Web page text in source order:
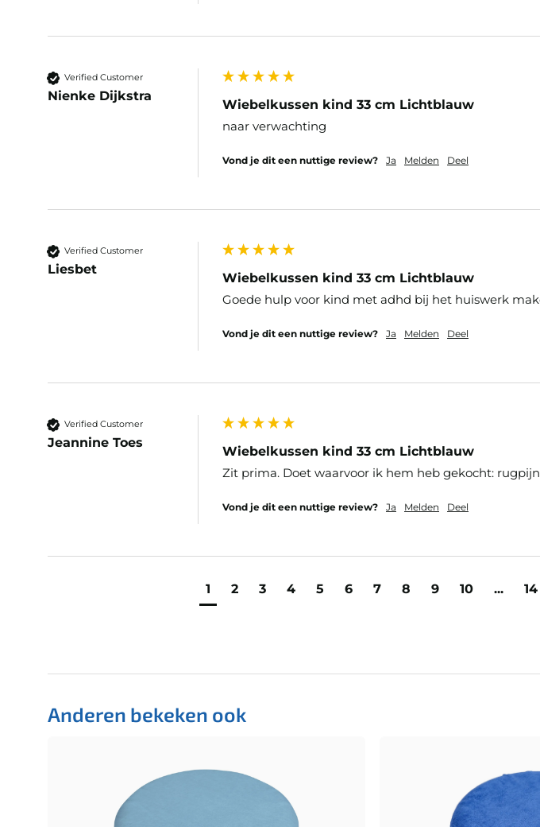
Verified Customer
Nienke Dijkstra
Wiebelkussen kind 33 cm Lichtblauw
naar verwachting
Vond je dit een nuttige review? Ja Melden Deel
Verified Customer
Liesbet
Wiebelkussen kind 33 cm Lichtblauw
Goede hulp voor kind met adhd bij het huiswerk
Vond je dit een nuttige review? Ja Melden Deel
Verified Customer
Jeannine Toes
Wiebelkussen kind 33 cm Lichtblauw
Zit prima. Doet waarvoor ik hem heb gekocht:
Vond je dit een nuttige review? Ja Melden Deel
1 2 3 4 5 6 7 8 9 10 ... 14
Anderen bekeken ook